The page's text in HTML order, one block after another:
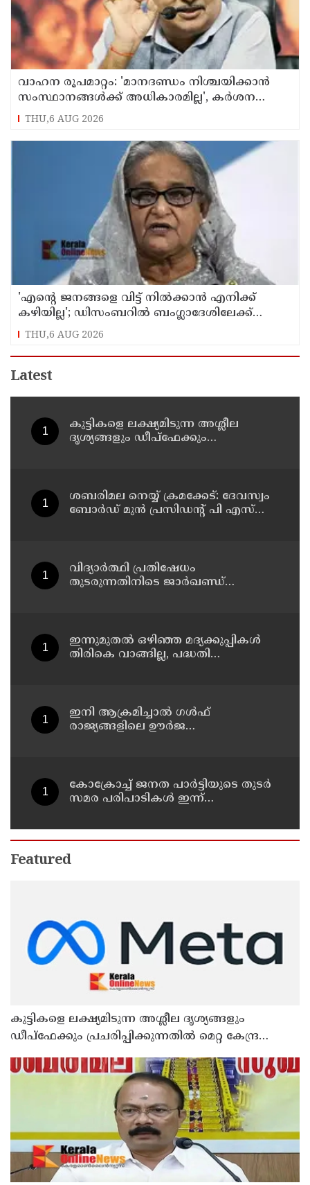
വാഹന രൂപമാറ്റം: 'മാനദണ്ഡം നിശ്ചയിക്കാന്‍
സംസ്ഥാനങ്ങള്‍ക്ക് അധികാരമില്ല', കര്‍ശന
വ്യവസ്ഥകളുണ്ടെന്ന് നിതിന്‍ ഗഡ്കരി
THU,6 AUG 2026
'എന്റെ ജനങ്ങളെ വിട്ട് നില്‍ക്കാന്‍ എനിക്ക്
കഴിയില്ല'; ഡിസംബറില്‍ ബംഗ്ലാദേശിലേക്ക്
മടങ്ങുമെന്ന് ഷെയ്ഖ് ഹസീന
THU,6 AUG 2026
Latest
കുട്ടികളെ ലക്ഷ്യമിടുന്ന അശ്ലീല
ദൃശ്യങ്ങളും ഡീപ്ഫേക്കും
ശബരിമല നെയ്യ് ക്രമക്കേട്: ദേവസ്വം
ബോര്‍ഡ് മുന്‍ പ്രസിഡന്റ് പി എസ്
വിദ്യാര്‍ത്ഥി പ്രതിഷേധം
തുടരുന്നതിനിടെ ജാര്‍ഖണ്ഡ്
ഇന്നുമുതല്‍ ഒഴിഞ്ഞ മദ്യക്കുപ്പികള്‍
തിരികെ വാങ്ങില്ല, പദ്ധതി
ഇനി ആക്രമിച്ചാല്‍ ഗള്‍ഫ്
രാജ്യങ്ങളിലെ ഊര്‍ജ
കോക്രോച്ച് ജനത പാര്‍ട്ടിയുടെ തുടര്‍
സമര പരിപാടികള്‍ ഇന്ന്
Featured
കുട്ടികളെ ലക്ഷ്യമിടുന്ന അശ്ലീല ദൃശ്യങ്ങളും
ഡീപ്ഫേക്കും പ്രചരിപ്പിക്കുന്നതില്‍ മെറ്റ കേന്ദ്രത്തോട്